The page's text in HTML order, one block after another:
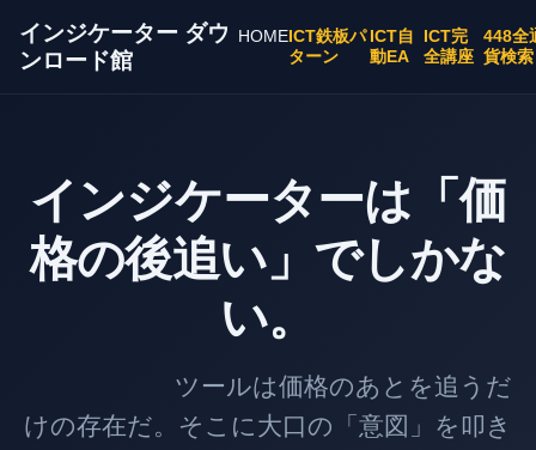
インジケーター ダウ
ンロード館
HOMEICT鉄板パ
ターン
ICT自
動EA
ICT完
全講座
448全
貨検索
インジケーターは「価
格の後追い」でしかな
い。
ツールは価格のあとを追うだ
けの存在だ。そこに大口の「意図」を叩き